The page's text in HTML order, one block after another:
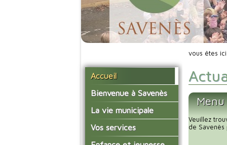
Accueil
Bienvenue à Savenès
Situer Savenès
Savenès en chiffre
L'histoire du village
La vie municipale
Vos élus
Les compte-rendus du
Vos services
La mairie
vous êtes
Veuillez
de Savenès